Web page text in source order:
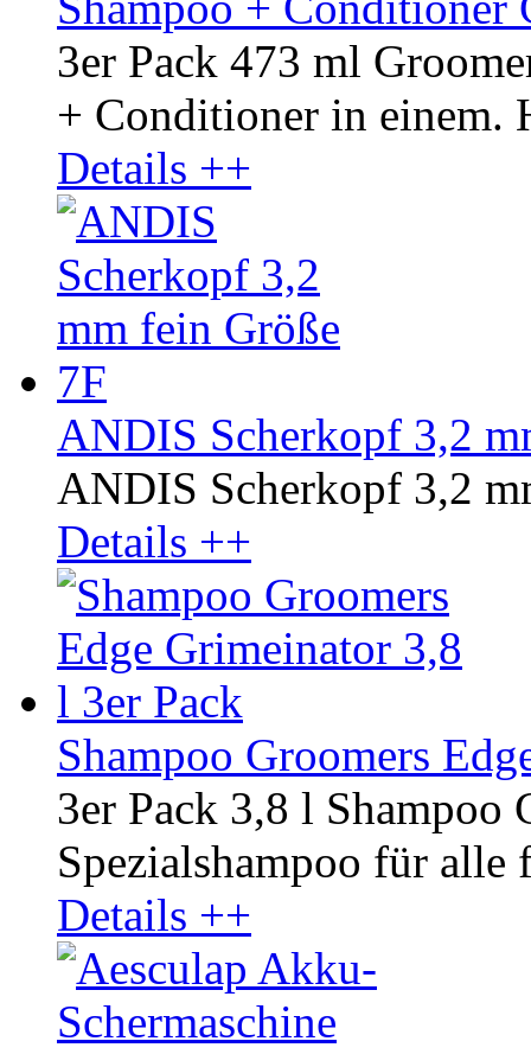
3er Pack 473 ml
+ Conditioner in einem.
Details ++
ANDIS Scherkopf 3,2
ANDIS Scherkopf 3,2
Details ++
Shampoo Groomers
3er Pack 3,8 l Shampoo
Spezialshampoo für alle
Details ++